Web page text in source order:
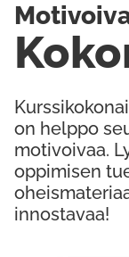
on helppo
motivoivaa.
oppimisen
innostavaa!